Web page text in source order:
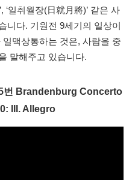
‘일취월장(日就月將)’ 같은 사
니다. 기원전 9세기의 일상이
맥상통하는 것은, 사람을 중
말해주고 있습니다.
번 Brandenburg Concerto
III. Allegro